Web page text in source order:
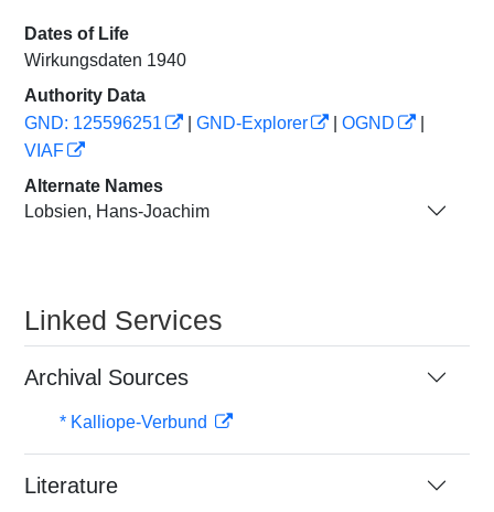
Dates of Life
Wirkungsdaten 1940
Authority Data
GND: 125596251
GND-Explorer OGND
VIAF
Alternate Names
Lobsien, Hans-Joachim
Linked Services
Archival Sources
* Kalliope-Verbund
Literature